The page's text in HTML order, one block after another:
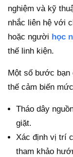
nghiệm và kỹ
nhắc liên hệ với
hoặc người học
thế linh kiện.
Một số bước bạn
thế cảm biến
Tháo dây
giặt.
Xác định vị trí
tham khảo